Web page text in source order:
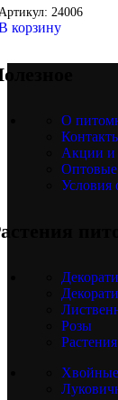
24006
корзину
О
Акции и
Условия
Розы
Хвойные